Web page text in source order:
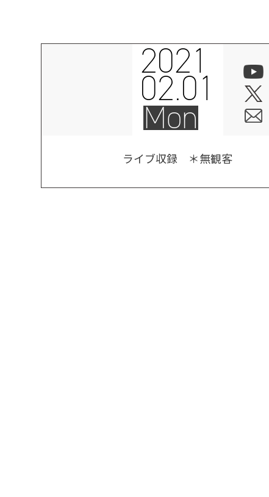
2021
02.01
Mon
ライブ収録 ＊無観客